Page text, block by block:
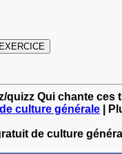
quizz Qui chante ces
culture générale |
de culture